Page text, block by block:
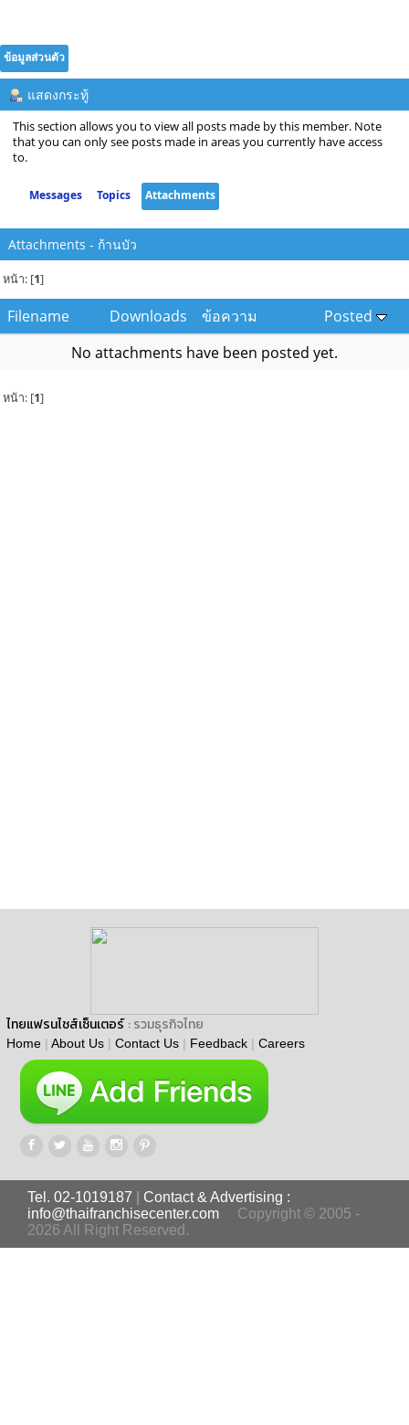
ข้อมูลส่วนตัว
แสดงกระทู้
This section allows you to view all posts made by this member. Note
that you can only see posts made in areas you currently have access
to.
Messages Topics Attachments
Attachments - ก้านบัว
หน้า: [1]
Filename Downloads ข้อความ
Posted
No attachments have been posted yet.
หน้า: [1]
ไทยแฟรนไชส์เซ็นเตอร์ : รวมธุรกิจไทย
Home | About Us | Contact Us | Feedback | Careers
Tel. 02-1019187
Contact & Advertising :
info@thaifranchisecenter.com
Copyright © 2005 -
2026 All Right Reserved.